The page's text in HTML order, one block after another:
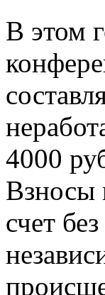
В этом
4000
Взносы
счет